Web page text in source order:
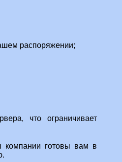
распоряжении;
что ограничивает
компании готовы вам в